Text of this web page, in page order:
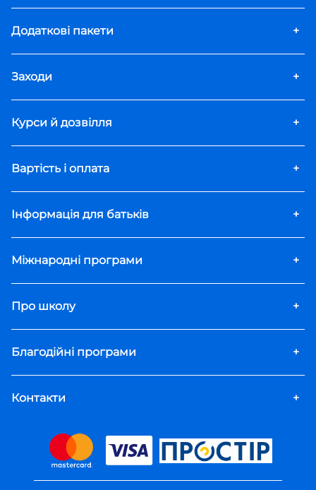
Додаткові пакети +
Заходи +
Курси й дозвілля +
Вартість і оплата +
Інформація для батьків +
Міжнародні програми +
Про школу +
Благодійні програми +
Контакти +